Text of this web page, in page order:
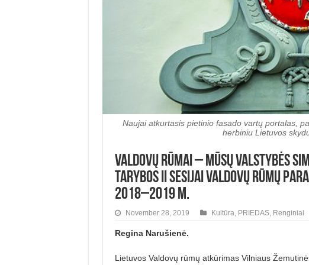
Naujai atkurtasis pietinio fasado vartų portalas,
herbiniu Lietuvos
VALDOVŲ RŪMAI – MŪSŲ VALSTYBĖS
Tarybos II sesijai Valdovų Rūmų
2018–2019 m.
November 28, 2019 Kultūra PRIEDAS, Renginiai
Regina Narušienė.
Lietuvos Valdovų rūmų atkūrimas Vilniaus